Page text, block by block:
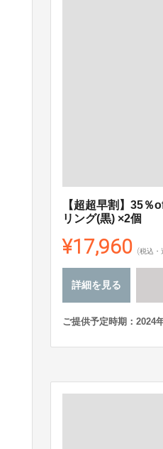
【超超早割】35％
リング(黒) ×2個
¥17,960 (税込・
詳細を見る
ご提供予定時期：2024